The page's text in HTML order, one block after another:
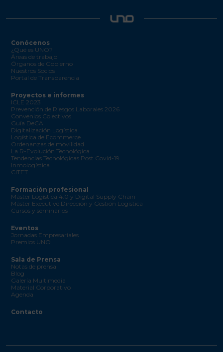
Conócenos
¿Qué es UNO?
Áreas de trabajo
Órganos de Gobierno
Nuestros Socios
Portal de Transparencia
Proyectos e informes
ICLE 2023
Prevención de Riesgos Laborales 2026
Convenios Colectivos
Guía DeCA
Digitalización Logística
Logística de Ecommerce
Ordenanzas de movilidad
La R-Evolución Tecnológica
Tendencias Tecnológicas Post Covid-19
Inmologística
CITET
Formación profesional
Máster Logística 4.0 y Digital Supply Chain
Máster Executive Dirección y Gestión Logística
Cursos y seminarios
Eventos
Jornadas Empresariales
Premios UNO
Sala de Prensa
Notas de prensa
Blog
Galería Multimedia
Material Corporativo
Agenda
Contacto